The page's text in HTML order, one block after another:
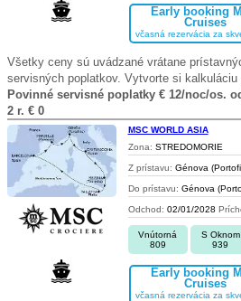
Early booking
Cruises
včasná rezervácia za
Všetky ceny sú uvádzané vrátane
servisných poplatkov. Vytvorte si kalkuláciu
Povinné servisné poplatky € 12/noc/os.
2 r. € 0
MSC WORLD ASIA
Zona: STREDOMORIE
Z prístavu: Génova
Do prístavu: Génova
Odchod: 02/01/2028
Vnútorná
809
S Oknom
939
Early booking
Cruises
včasná rezervácia za